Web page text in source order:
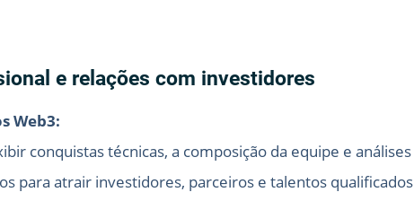
e relações com investidores
Web3:
conquistas técnicas, a composição da equipe e
para atrair investidores, parceiros e talentos